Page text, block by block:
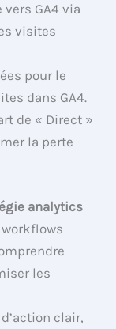
GA4 via
visites
pour le
dans GA4.
de « Direct »
la perte
analytics
les
clair,